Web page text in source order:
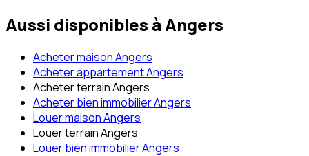
Aussi disponibles à Angers
Acheter maison Angers
Acheter appartement Angers
Acheter terrain Angers
Acheter bien immobilier Angers
Louer maison Angers
Louer terrain Angers
Louer bien immobilier Angers